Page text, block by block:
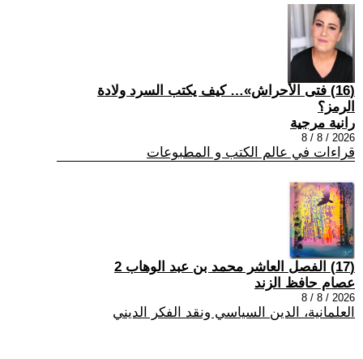
(16) فتى الأحراش»… كيف يكتب السرد ولادة
الرمز؟
رانية مرجية
2026 / 8 / 8
قراءات في عالم الكتب و المطبوعات
(17) الفصل العاشر محمد بن عبد الوهاب 2
عصام حافظ الزند
2026 / 8 / 8
العلمانية، الدين السياسي ونقد الفكر الديني